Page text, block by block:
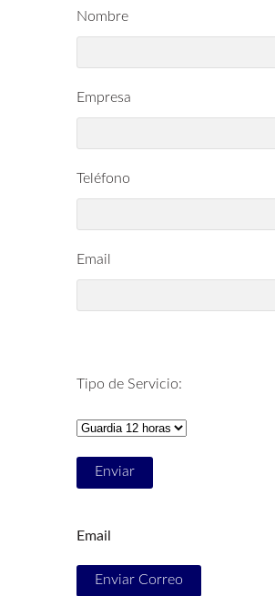
Nombre
Empresa
Teléfono
Email
Tipo de Servicio:
Email
Enviar Correo